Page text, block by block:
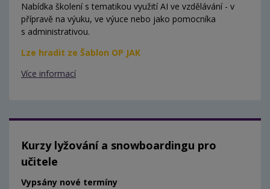
Nabídka školení s tematikou využití AI ve vzdělávání - v
přípravě na výuku, ve výuce nebo jako pomocníka
s administrativou.
Lze hradit ze Šablon OP JAK
Více informací
Kurzy lyžování a snowboardingu pro
učitele
Vypsány nové termíny